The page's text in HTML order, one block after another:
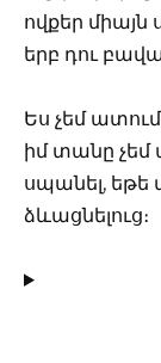
ովքեր միայն
երբ դու
Ես չեմ
իմ տանը չեմ
սպանել, եթե
ձևացնելուց։